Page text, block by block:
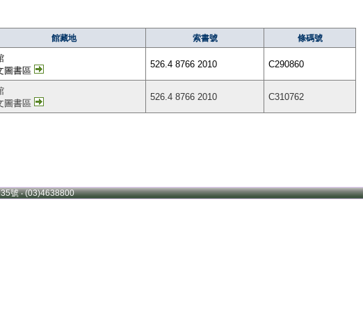
館藏地 索書號 條碼號
圖書區
526.4 8766 2010 C290860
圖書區
526.4 8766 2010 C310762
號 ‧ (03)4638800